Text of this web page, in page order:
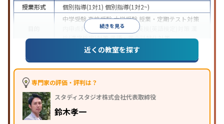
続きを見る
授業形式 個別指導(1対1) 個別指導(1対2~)
中学受験高校受験大学受験 授業・定期テスト対策
内申点対策
学習習慣の定着 英検(英語検定)対策
検(漢字検定)対策英語・英会話特化対策
1科目から受講可能季節講習のみの受講可
※2023年3月調査。小学校高学年の個別指導塾アンケート調査方法を参
近くの教室を探す
専門家の評価・評判は？
スタディスタジオ株式会社代表取締役
鈴木孝一